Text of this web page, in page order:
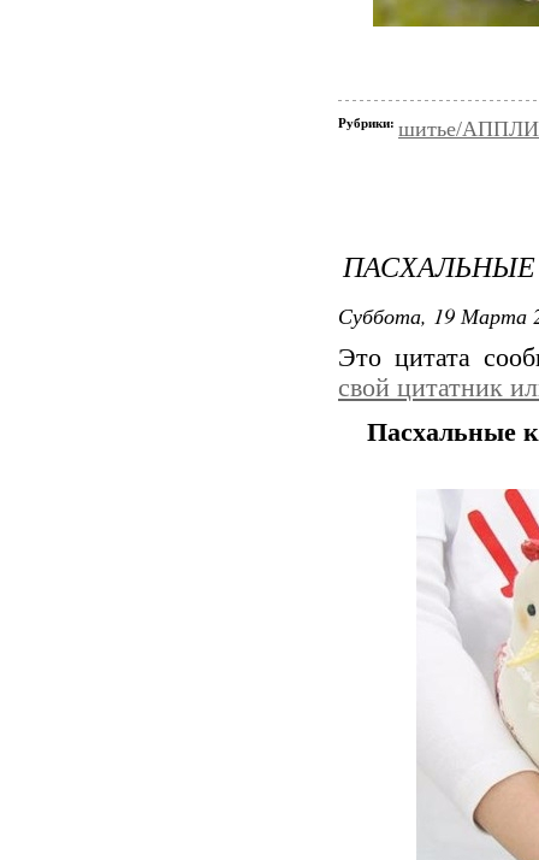
Рубрики: шитье/
Суббота, 19 Марта
Это цитата
свой цитатник
Пасхальные